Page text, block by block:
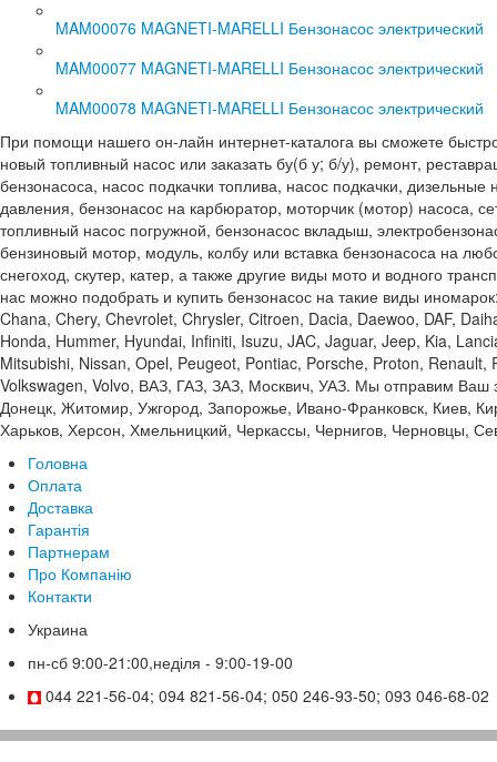
MAM00076 MAGNETI-MARELLI Бензонасос электрический
MAM00077 MAGNETI-MARELLI Бензонасос электрический
MAM00078 MAGNETI-MARELLI Бензонасос электрический
При помощи нашего он-лайн интернет-каталога вы сможете
новый топливный насос или заказать бу(б у; б/у), ремонт,
бензонасоса, насос подкачки топлива, насос подкачки,
давления, бензонасос на карбюратор, моторчик (мотор) насоса,
топливный насос погружной, бензонасос вкладыш,
бензиновый мотор, модуль, колбу или вставка бензонасоса на
снегоход, скутер, катер, а также другие виды мото и водного
нас можно подобрать и купить бензонасос на такие виды
Chana, Chery, Chevrolet, Chrysler, Citroen, Dacia, Daewoo, DAF,
Honda, Hummer, Hyundai, Infiniti, Isuzu, JAC, Jaguar, Jeep, Kia,
Mitsubishi, Nissan, Opel, Peugeot, Pontiac, Porsche, Proton,
Volkswagen, Volvo, ВАЗ, ГАЗ, ЗАЗ, Москвич, УАЗ. Мы отправим
Донецк, Житомир, Ужгород, Запорожье, Ивано-Франковск, Киев,
Харьков, Херсон, Хмельницкий, Черкассы, Чернигов, Черновцы,
Головна
Оплата
Доставка
Гарантія
Партнерам
Про Компанію
Контакти
Украина
пн-сб 9:00-21:00,неділя - 9:00-19-00
044 221-56-04; 094 821-56-04; 050 246-93-50; 093 046-68-02